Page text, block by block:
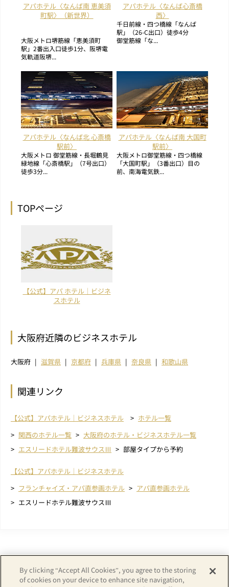
アパホテル〈なんば南 恵美須
町駅〉（新世界）
大阪メトロ堺筋線「恵美須町
駅」2番出入口徒歩1分、阪堺電
気軌道阪堺...
アパホテル〈なんば心斎橋
西〉
千日前線・四つ橋線「なんば
駅」（26-C出口）徒歩4分
御堂筋線「な...
アパホテル〈なんば北 心斎橋
駅前〉
大阪メトロ 御堂筋線・長堀鶴見
緑地線「心斎橋駅」（7号出口）
徒歩3分...
アパホテル〈なんば南 大国町
駅前〉
大阪メトロ御堂筋線・四つ橋線
「大国町駅」（3番出口）目の
前、南海電気鉄...
TOPページ
【公式】アパ ホテル｜ビジネ
スホテル
大阪府近隣のビジネスホテル
大阪府 滋賀県 京都府 兵庫県 奈良県 和歌山県
関連リンク
【公式】アパホテル｜ビジネスホテル
ホテル一覧
関西のホテル一覧
大阪府のホテル・ビジネスホテル一覧
エスリードホテル難波サウスⅢ
部屋タイプから予約
【公式】アパホテル｜ビジネスホテル
フランチャイズ・アパ直参画ホテル
アパ直参画ホテル
エスリードホテル難波サウスⅢ
By clicking “Accept All Cookies”, you agree to the storing
of cookies on your device to enhance site navigation,